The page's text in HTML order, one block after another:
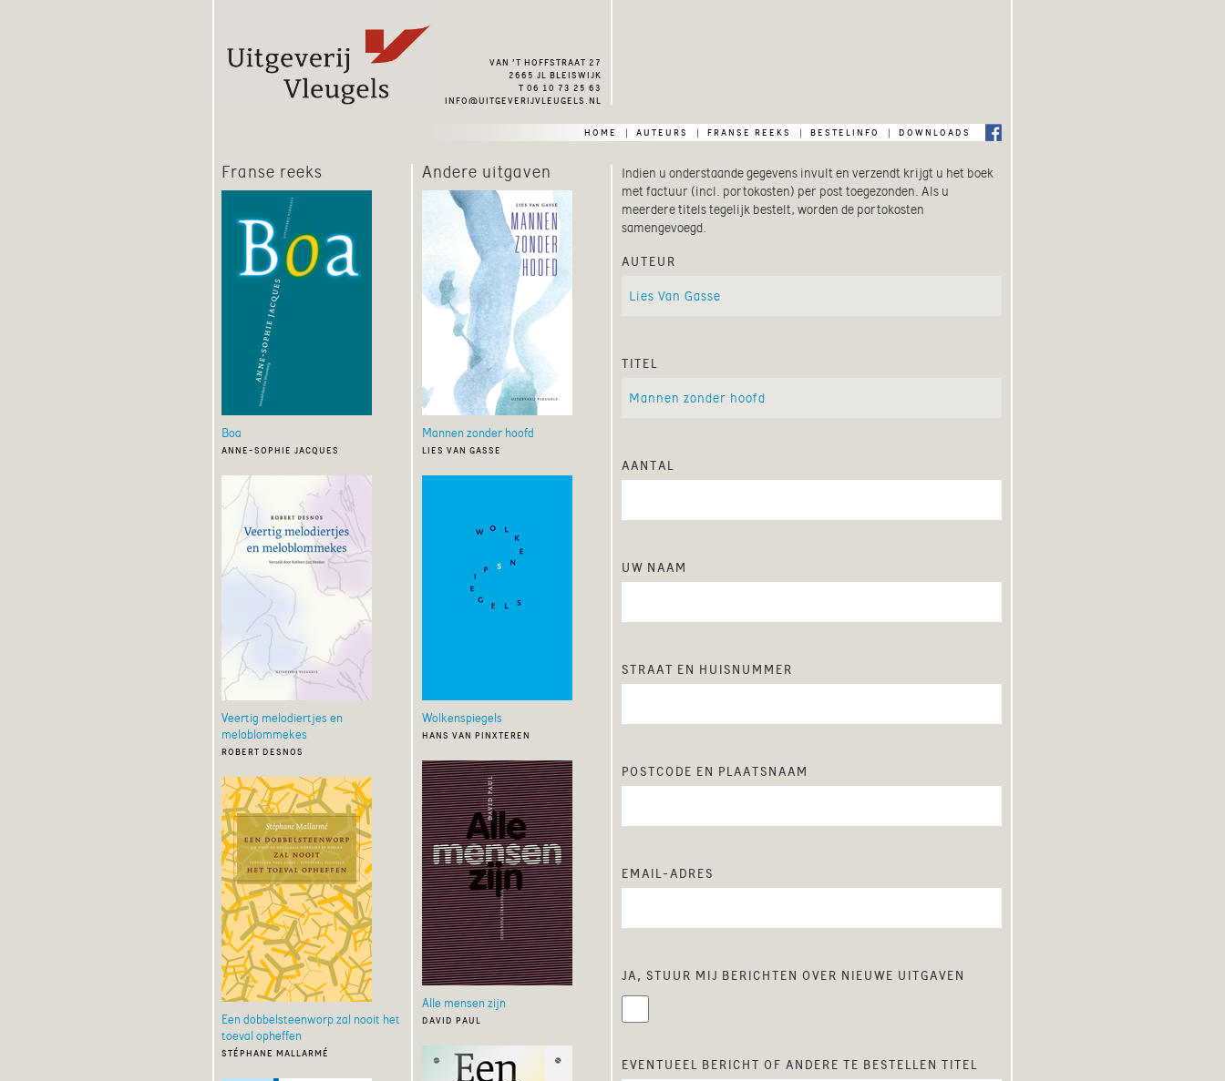
van ’t hoffstraat 27
2665 jl bleiswijk
t 06 10 73 25 63
info@uitgeverijvleugels.nl
home | auteurs | franse reeks | bestelinfo | downloads
Franse reeks
Boa
anne-sophie jacques
Veertig melodiertjes en
meloblommekes
robert desnos
Een dobbelsteenworp zal nooit het
toeval opheffen
stéphane mallarmé
Andere uitgaven
Mannen zonder hoofd
lies van gasse
Wolkenspiegels
hans van pinxteren
Alle mensen zijn
david paul
Indien u onderstaande gegevens invult en verzendt krijgt u het boek
met factuur (incl. portokosten) per post toegezonden. Als u
meerdere titels tegelijk bestelt, worden de portokosten
samengevoegd.
auteur
titel
aantal
uw naam
straat en huisnummer
postcode en plaatsnaam
email-adres
ja, stuur mij berichten over nieuwe uitgaven
eventueel bericht of andere te bestellen titel